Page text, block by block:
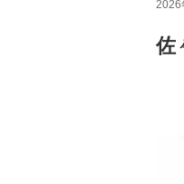
2026
佐